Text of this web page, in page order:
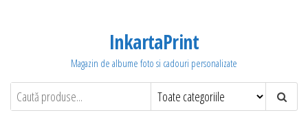
InkartaPrint
Magazin de albume foto si cadouri personalizate